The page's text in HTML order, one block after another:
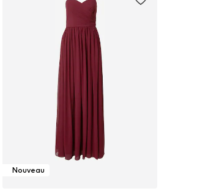
Nouveau